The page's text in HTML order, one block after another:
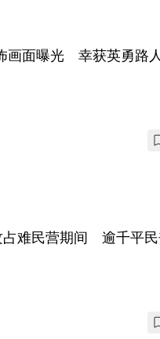
画面曝光 幸获英勇路
占难民营期间 逾千平民